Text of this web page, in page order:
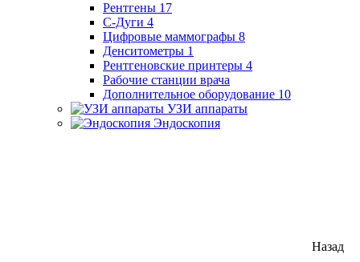
Рентгены 17
С-Дуги 4
Цифровые маммографы 8
Денситометры 1
Рентгеновские принтеры 4
Рабочие станции врача
Дополнительное оборудование 10
УЗИ аппараты
Эндоскопия
Назад